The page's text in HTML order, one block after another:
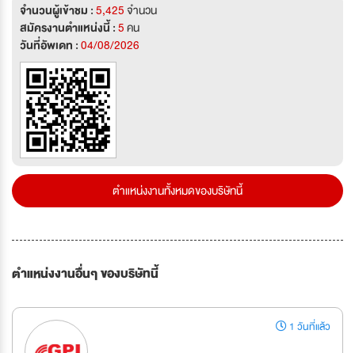
จำนวนผู้เข้าชม :5,425จำนวน
สมัครงานตำแหน่งนี้ :5คน
วันที่อัพเดท :04/08/2026
ตำแหน่งงานทั้งหมดของบริษัทนี้
ตำแหน่งงานอื่นๆ ของบริษัทนี้
1 วันที่แล้ว